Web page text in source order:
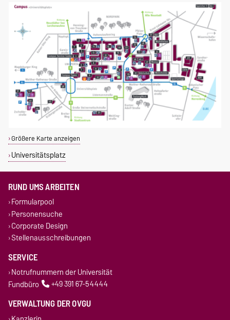
Größere Karte anzeigen
Universitätsplatz
RUND UMS ARBEITEN
Formularpool
Personensuche
Corporate Design
Stellenausschreibungen
SERVICE
Notrufnummern der Universität
Fundbüro
+49 391 67-54444
VERWALTUNG DER OVGU